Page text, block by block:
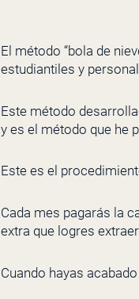
El método “bola de
estudiantiles y
Este método
y es el método que he
Este es el
Cada mes pagarás la
extra que logres
Cuando hayas